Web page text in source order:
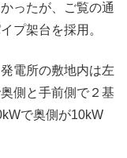
ったが、ご覧の通
プ架台を採用。
電所の敷地内は左
側と手前側で２基
で奥側が10kW